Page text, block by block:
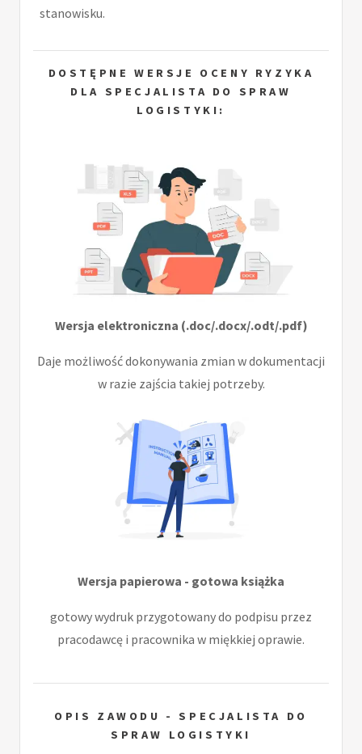
stanowisku.
DOSTĘPNE WERSJE OCENY RYZYKA
DLA SPECJALISTA DO SPRAW
LOGISTYKI:
Wersja elektroniczna (.doc/.docx/.odt/.pdf)
Daje możliwość dokonywania zmian w dokumentacji
w razie zajścia takiej potrzeby.
Wersja papierowa - gotowa książka
gotowy wydruk przygotowany do podpisu przez
pracodawcę i pracownika w miękkiej oprawie.
OPIS ZAWODU - SPECJALISTA DO
SPRAW LOGISTYKI